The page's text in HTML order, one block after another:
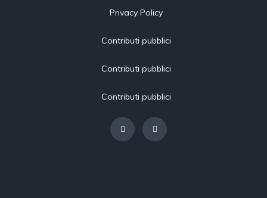
Privacy Policy
Contributi pubblici
Contributi pubblici
Contributi pubblici